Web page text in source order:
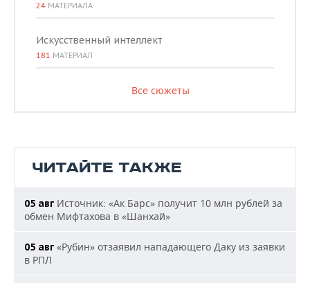
24 МАТЕРИАЛА
Искусственный интеллект
181 МАТЕРИАЛ
Все сюжеты
ЧИТАЙТЕ ТАКЖЕ
05 авг Источник: «Ак Барс» получит 10 млн рублей за
обмен Мифтахова в «Шанхай»
05 авг «Рубин» отзаявил нападающего Даку из заявки
в РПЛ